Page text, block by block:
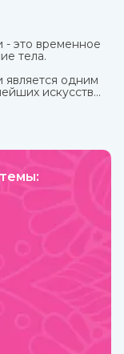
- это временное
тела.
является одним
искусств
установлено.
народы